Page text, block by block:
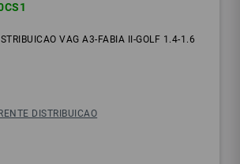
VAG A3-FABIA II-GOLF 1.4-1.6
DISTRIBUICAO